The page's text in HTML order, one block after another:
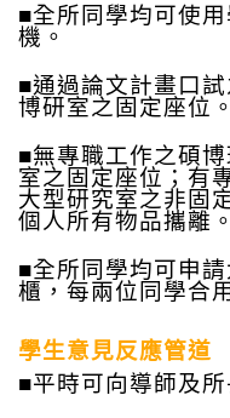
■全所同學均可使
機。
■通過論文計畫口
博研室之固定座位。
■無專職工作之碩
室之固定座位；有
大型研究室之非固
個人所有物品攜離。
■全所同學均可申
櫃，每兩位同學合
學生意見反應管道
■平時可向導師及